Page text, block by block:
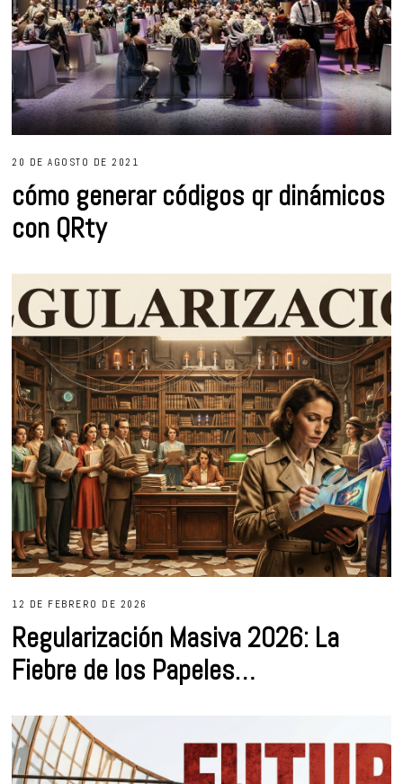
20 DE AGOSTO DE 2021
cómo generar códigos qr dinámicos
con QRty
12 DE FEBRERO DE 2026
Regularización Masiva 2026: La
Fiebre de los Papeles…